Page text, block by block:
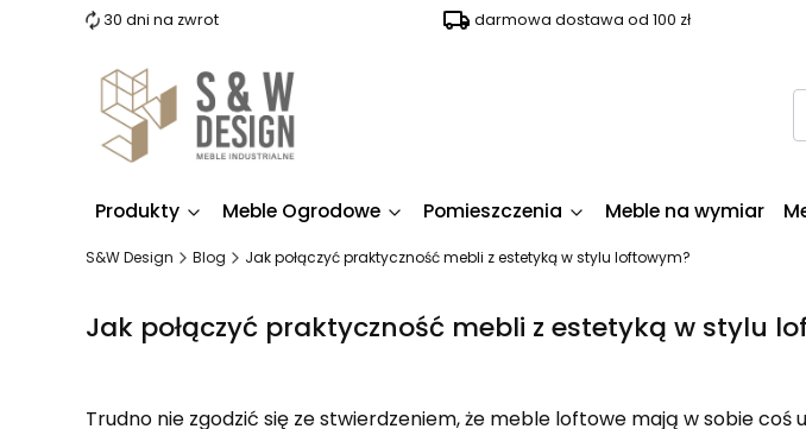
30 dni na zwrot darmowa dostawa od 100 zł
Produkty Meble Ogrodowe Pomieszczenia Meble na wymiar
S&W Design Blog Jak połączyć praktyczność mebli z estetyką w stylu loftowym?
Jak połączyć praktyczność mebli z estetyką w stylu
Trudno nie zgodzić się ze stwierdzeniem, że meble loftowe mają w sobie